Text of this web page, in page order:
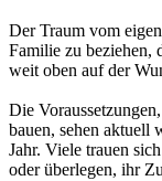
Der Traum vom
Familie zu beziehen,
weit oben auf der
Die
bauen, sehen aktuell
Jahr. Viele trauen
oder überlegen, ihr